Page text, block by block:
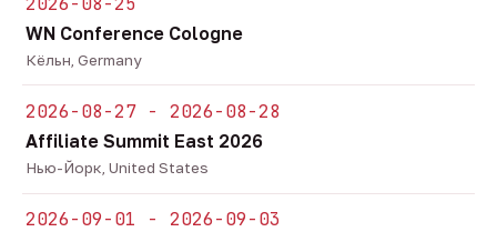
WN Conference Cologne
Кёльн, Germany
2026-08-27 - 2026-08-28
Affiliate Summit East 2026
Нью-Йорк, United States
2026-09-01 - 2026-09-03